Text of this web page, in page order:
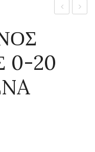
0-20